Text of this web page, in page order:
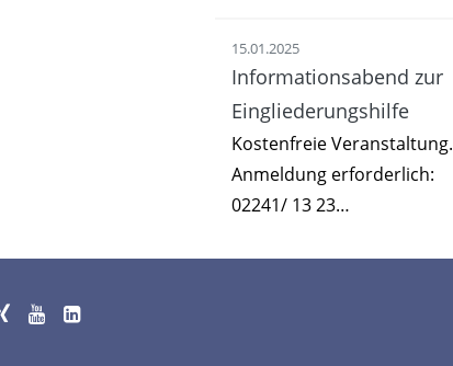
15.01.2025
Informationsabend zur
Eingliederungshilfe
Kostenfreie Veranstaltung.
Anmeldung erforderlich:
02241/ 13 23…